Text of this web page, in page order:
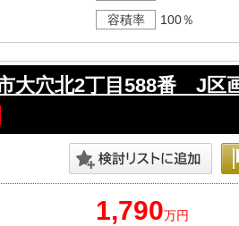
容積率
100％
大穴北2丁目588番 J区
1,790万円